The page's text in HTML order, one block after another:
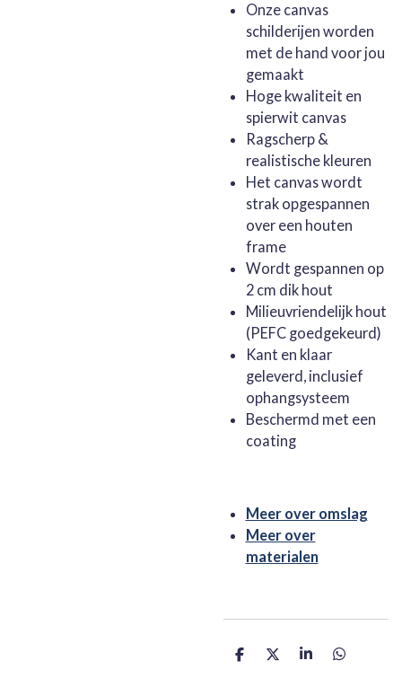
Onze canvas
schilderijen worden
met de hand voor jou
gemaakt
Hoge kwaliteit en
spierwit canvas
Ragscherp &
realistische kleuren
Het canvas wordt
strak opgespannen
over een houten
frame
Wordt gespannen op
2 cm dik hout
Milieuvriendelijk hout
(PEFC goedgekeurd)
Kant en klaar
geleverd, inclusief
ophangsysteem
Beschermd met een
coating
Meer over omslag
Meer over
materialen
D
D
S
D